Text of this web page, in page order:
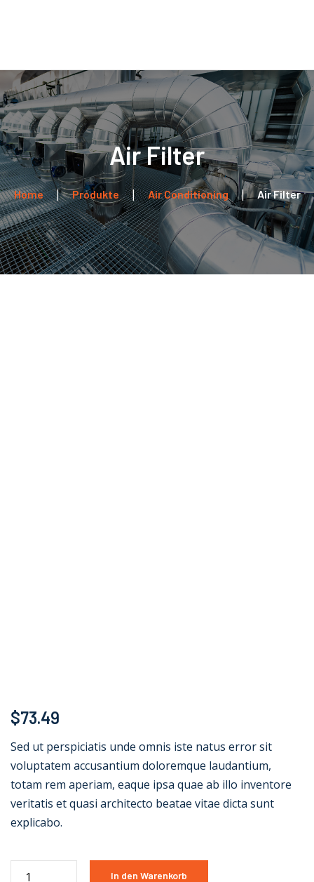
Leistungen
Kontakt
Air Filter
Home Produkte Air Conditioning Air Filter
$73.49
Sed ut perspiciatis unde omnis iste natus error sit
voluptatem accusantium doloremque laudantium,
totam rem aperiam, eaque ipsa quae ab illo inventore
veritatis et quasi architecto beatae vitae dicta sunt
explicabo.
In den Warenkorb